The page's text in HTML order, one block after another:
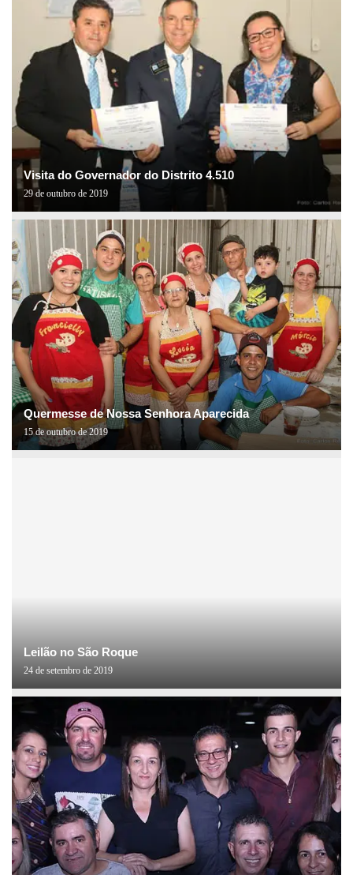
Visita do Governador do Distrito 4.510
29 de outubro de 2019
Quermesse de Nossa Senhora Aparecida
15 de outubro de 2019
Leilão no São Roque
24 de setembro de 2019